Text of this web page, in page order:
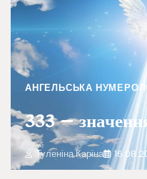
АНГЕЛЬСЬКА
333 –
Туленіна Каріна